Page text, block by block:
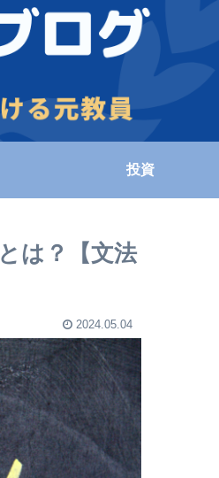
投資
は？【文法
2024.05.04